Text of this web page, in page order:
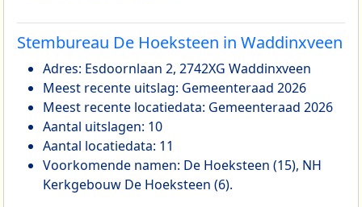
Stembureau De Hoeksteen in Waddinxveen
Adres: Esdoornlaan 2, 2742XG Waddinxveen
Meest recente uitslag: Gemeenteraad 2026
Meest recente locatiedata: Gemeenteraad 2026
Aantal uitslagen: 10
Aantal locatiedata: 11
Voorkomende namen: De Hoeksteen (15), NH
Kerkgebouw De Hoeksteen (6).